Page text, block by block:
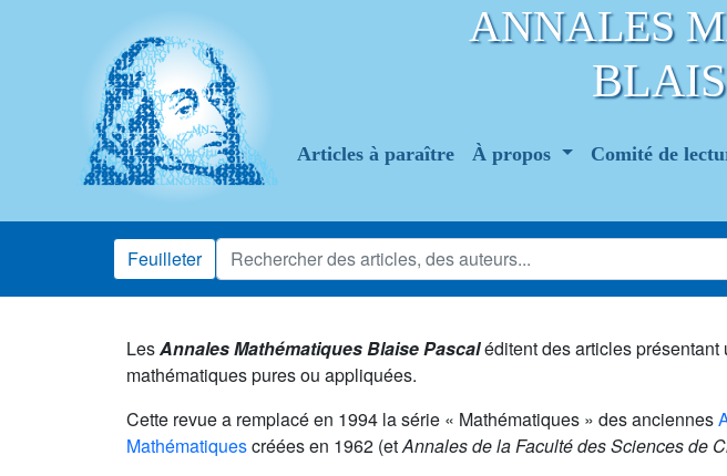
ANNALES
Articles à paraître À propos Comité de
Feuilleter
LesAnnales Mathématiques Blaise Pascaléditent des articles
mathématiques pures ou appliquées.
Cette revue a remplacé en 1994 la série « Mathématiques » des anciennes
Mathématiquescréées en 1962 (etAnnales de la Faculté des Sciences de